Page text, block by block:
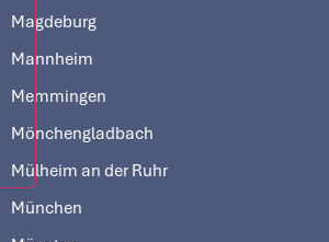
Magdeburg
Mannheim
Memmingen
Mönchengladbach
Mülheim an der Ruhr
München